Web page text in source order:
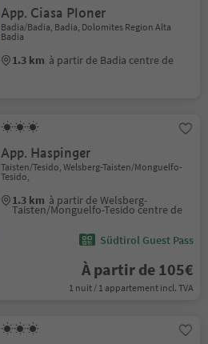
App. Ciasa Ploner
Badia/Badia, Badia, Dolomites Region Alta
Badia
1.3 km à partir de Badia centre de
App. Haspinger
Taisten/Tesido, Welsberg-Taisten/Monguelfo-
Tesido,
1.3 km à partir de Welsberg-
Taisten/Monguelfo-Tesido centre de
Südtirol Guest Pass
À partir de 105€
1 nuit / 1 appartement incl. TVA